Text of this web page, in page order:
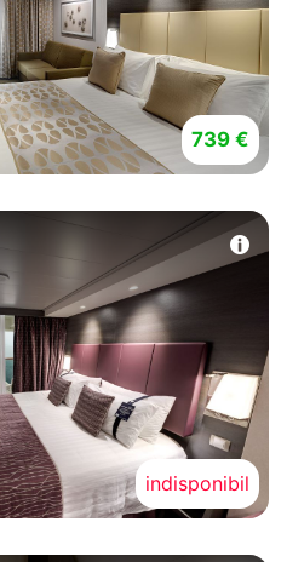
739 €
indisponibil